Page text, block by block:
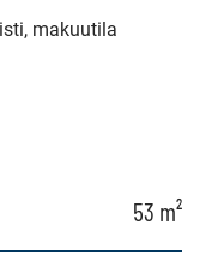
makuutila
53 m²